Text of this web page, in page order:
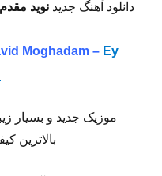
دانلود آهنگ جدید نوید مقدم
Moghadam – Ey
موزیک جدید و بسیار
بالاترین